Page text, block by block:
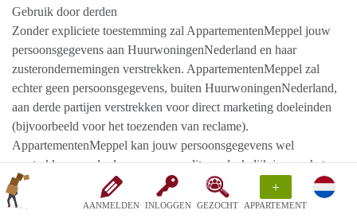
AANMELDEN INLOGGEN GEZOCHT
+
APPARTEMENT
Gebruik door derden
Zonder expliciete toestemming zal AppartementenMeppel jouw
persoonsgegevens aan HuurwoningenNederland en haar
zusterondernemingen verstrekken. AppartementenMeppel zal
echter geen persoonsgegevens, buiten HuurwoningenNederland,
aan derde partijen verstrekken voor direct marketing doeleinden
(bijvoorbeeld voor het toezenden van reclame).
AppartementenMeppel kan jouw persoonsgegevens wel
verstrekken aan derden voor zover dit noodzakelijk is voor het
aanbieden van het Platform en/of voor zover het gegevens betreft
die niet tot jou persoonlijk kunnen worden herleid (zoals